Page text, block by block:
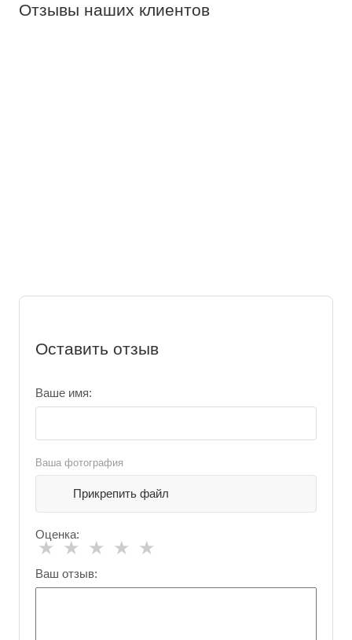
Отзывы наших клиентов
Оставить отзыв
Ваше имя:
Ваша фотография
Прикрепить файл
Оценка:
★
★
★
★
★
Ваш отзыв: